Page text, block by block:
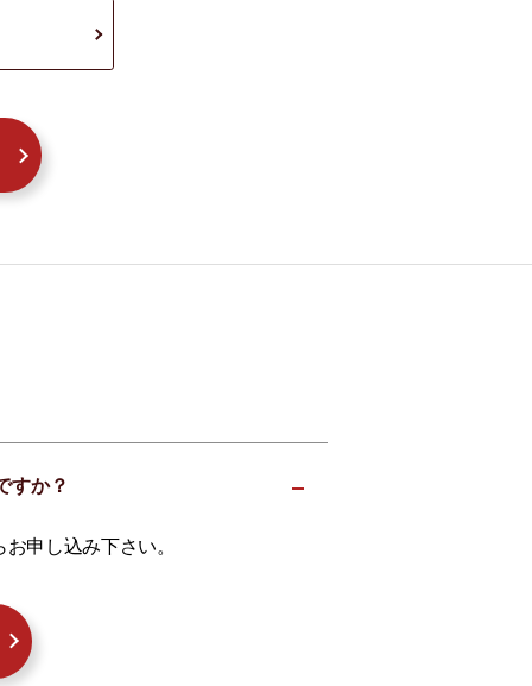
すか？
申し込み下さい。